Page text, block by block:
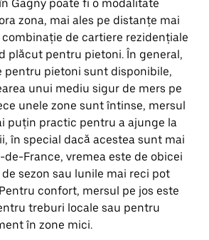
Gagny poate fi o modalitate
zona, mai ales pe distanțe mai
combinație de cartiere rezidențiale
plăcut pentru pietoni. În general,
pentru pietoni sunt disponibile,
unui mediu sigur de mers pe
unele zone sunt întinse, mersul
puțin practic pentru a ajunge la
în special dacă acestea sunt mai
France, vremea este de obicei
sezon sau lunile mai reci pot
confort, mersul pe jos este
treburi locale sau pentru
în zone mici.